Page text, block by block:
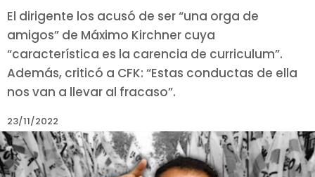
El dirigente los acusó de ser “una orga de
amigos” de Máximo Kirchner cuya
“característica es la carencia de curriculum”.
Además, criticó a CFK: “Estas conductas de ella
nos van a llevar al fracaso”.
23/11/2022